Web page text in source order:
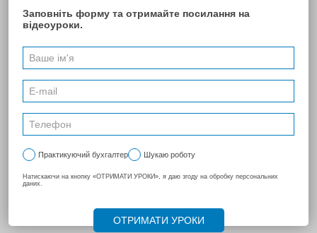
ПрограмаТТН та дорожні листи— aвтоматичне формування
та облік ТТН та дорожніх листів у BAS.
2400грн.
INFOBOX— заповнить картки ваших контрагентів
в BAS даними з держреєстрів.